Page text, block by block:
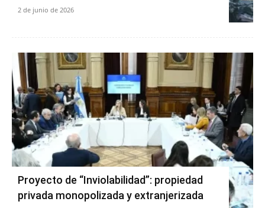
2 de junio de 2026
Proyecto de “Inviolabilidad”: propiedad
privada monopolizada y extranjerizada